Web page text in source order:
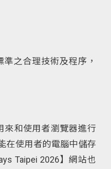
之合理技術及程序，
來和使用者瀏覽器進行
在使用者的電腦中儲存
Taipei 2026】網站也